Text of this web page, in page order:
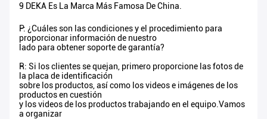
9 DEKA Es La Marca Más Famosa De China.
P: ¿Cuáles son las condiciones y el procedimiento para
proporcionar información de nuestro
lado para obtener soporte de garantía?
R: Si los clientes se quejan, primero proporcione las fotos de
la placa de identificación
sobre los productos, así como los videos e imágenes de los
productos en cuestión
y los videos de los productos trabajando en el equipo.Vamos
a organizar